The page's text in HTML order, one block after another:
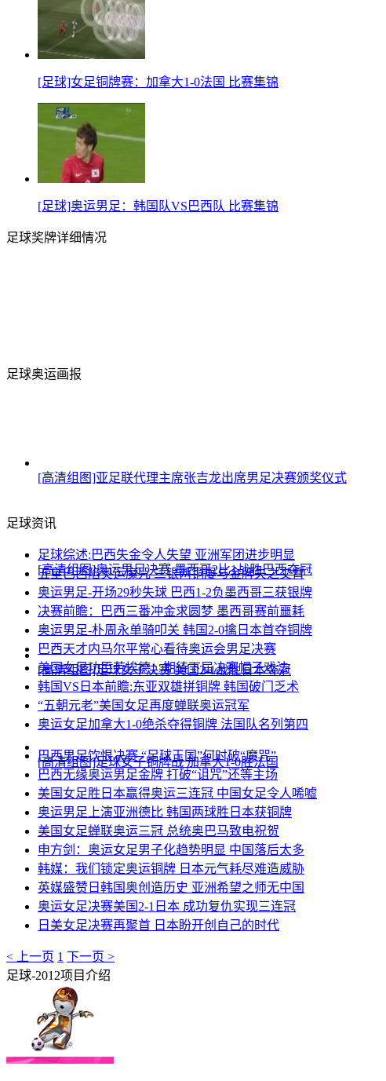
[足球]女足铜牌赛：加拿大1-0法国 比赛集锦
[足球]奥运男足：韩国队VS巴西队 比赛集锦
足球奖牌详细情况
足球奥运画报
[高清组图]亚足联代理主席张吉龙出席男足决赛颁奖仪式
[高清组图]奥运男足决赛 墨西哥2比1战胜巴西夺冠
[高清组图]足球女子决赛 美国2-1战胜日本夺冠
[高清组图]足球女子铜牌战 加拿大1-0胜法国
足球资讯
足球综述:巴西失金令人失望 亚洲军团进步明显
五星巴西陷奥运魔咒 三银两铜屡与金牌失之交臂
奥运男足-开场29秒失球 巴西1-2负墨西哥三获银牌
决赛前瞻：巴西三番冲金求圆梦 墨西哥赛前噩耗
奥运男足-朴周永单骑叩关 韩国2-0擒日本首夺铜牌
巴西天才内马尔平常心看待奥运会男足决赛
美国女足功臣劳埃德：期待下届决赛帽子戏法
韩国VS日本前瞻:东亚双雄拼铜牌 韩国破门乏术
“五朝元老”美国女足再度蝉联奥运冠军
奥运女足加拿大1-0绝杀夺得铜牌 法国队名列第四
巴西男足饮恨决赛 “足球王国”何时破“魔咒”
巴西无缘奥运男足金牌 打破“诅咒”还等主场
美国女足胜日本赢得奥运三连冠 中国女足令人唏嘘
奥运男足上演亚洲德比 韩国两球胜日本获铜牌
美国女足蝉联奥运三冠 总统奥巴马致电祝贺
申方剑：奥运女足男子化趋势明显 中国落后太多
韩媒：我们锁定奥运铜牌 日本元气耗尽难造威胁
英媒盛赞日韩国奥创造历史 亚洲希望之师无中国
奥运女足决赛美国2-1日本 成功复仇实现三连冠
日美女足决赛再聚首 日本盼开创自己的时代
< 上一页 1 下一页 >
足球-2012项目介绍